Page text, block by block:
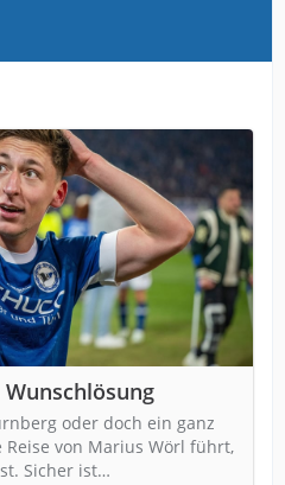
oder doch ein ganz
von Marius Wörl führt,
Sicher ist…